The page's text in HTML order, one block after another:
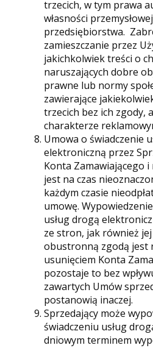
trzecich, w tym prawa
własności
przedsiębiorstwa.
zamieszczanie przez
jakichkolwiek treści o
naruszających dobre
prawne lub normy
zawierające
trzecich bez ich zgody,
charakterze
Umowa o świadczenie
elektroniczną przez
Konta Zamawiającego
jest na czas
każdym czasie
umowę.
usług drogą
ze stron, jak również
obustronną zgodą jest
usunięciem Konta
pozostaje to bez
zawartych Umów
postanowią inaczej.
Sprzedający może
świadczeniu usług
dniowym terminem